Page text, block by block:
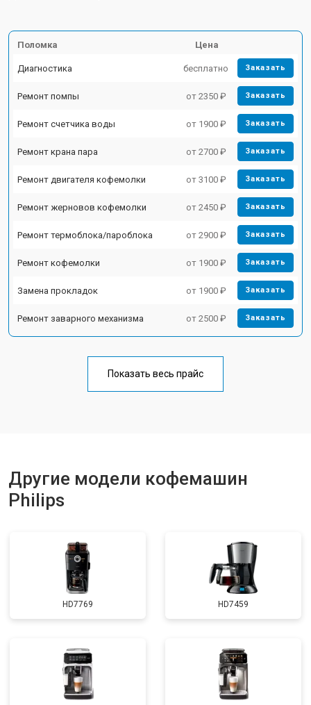
Поломка Цена
Диагностика бесплатно Заказать
Ремонт помпы от 2350 ₽ Заказать
Ремонт счетчика воды от 1900 ₽ Заказать
Ремонт крана пара от 2700 ₽ Заказать
Ремонт двигателя кофемолки от 3100 ₽ Заказать
Ремонт жерновов кофемолки от 2450 ₽ Заказать
Ремонт термоблока/пароблока от 2900 ₽ Заказать
Ремонт кофемолки от 1900 ₽ Заказать
Замена прокладок от 1900 ₽ Заказать
Ремонт заварного механизма от 2500 ₽ Заказать
Показать весь прайс
Другие модели кофемашин
Philips
HD7769 HD7459